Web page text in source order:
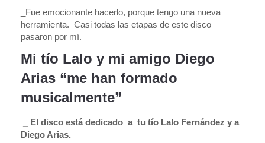
_Fue emocionante hacerlo, porque tengo una nueva
herramienta. Casi todas las etapas de este disco
pasaron por mí.
Mi tío Lalo y mi amigo Diego
Arias “me han formado
musicalmente”
_ El disco está dedicado a tu tío Lalo Fernández y a
Diego Arias.